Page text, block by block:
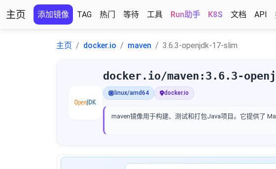
主页 添加镜像 TAG 热门 等待 工具 Run助手 K8S 文档 API
主页 docker.io maven 3.6.3-openjdk-17-slim
docker.io/maven:3.6.3-
linux/amd64 docker.io
maven镜像用于构建、测试和打包Java项目。它提供了